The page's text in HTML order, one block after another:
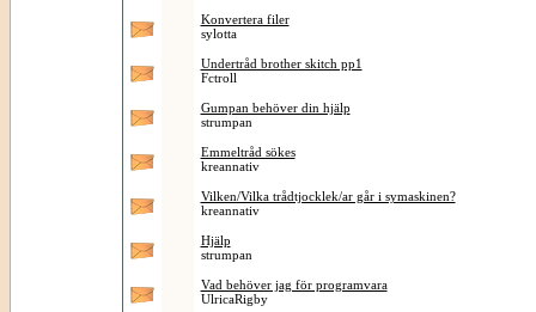
Konvertera filer
sylotta
Undertråd brother skitch pp1
Fctroll
Gumpan behöver din hjälp
strumpan
Emmeltråd sökes
kreannativ
Vilken/Vilka trådtjocklek/ar går i symaskinen?
kreannativ
Hjälp
strumpan
Vad behöver jag för programvara
UlricaRigby